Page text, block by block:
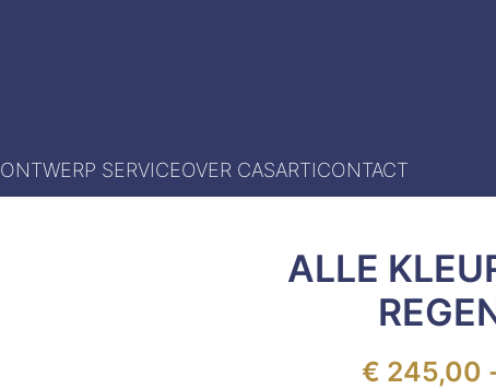
ONTWERP SERVICEOVER CASARTICONTACT
ALLE
€ 245,00